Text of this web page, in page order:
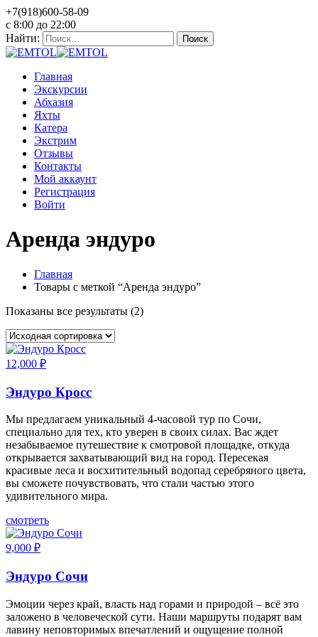
+7(918)600-58-09
c 8:00 до 22:00
Найти:
Главная
Экскурсии
Абхазия
Яхты
Катера
Экстрим
Отзывы
Контакты
Мой аккаунт
Регистрация
Войти
Аренда эндуро
Главная
Товары с меткой “Аренда эндуро”
Показаны все результаты (2)
12,000 ₽
Эндуро Кросс
Мы предлагаем уникальный 4-часовой тур по Сочи,
специально для тех, кто уверен в своих силах. Вас ждет
незабываемое путешествие к смотровой площадке, откуда
открывается захватывающий вид на город. Пересекая
красивые леса и восхитительный водопад серебряного цвета,
вы сможете почувствовать, что стали частью этого
удивительного мира.
смотреть
9,000 ₽
Эндуро Сочи
Эмоции через край, власть над горами и природой – всё это
заложено в человеческой сути. Наши маршруты подарят вам
лавину неповторимых впечатлений и ощущение полной